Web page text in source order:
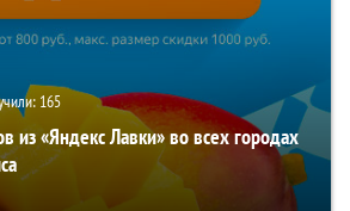
165
из «Яндекс Лавки» во всех городах